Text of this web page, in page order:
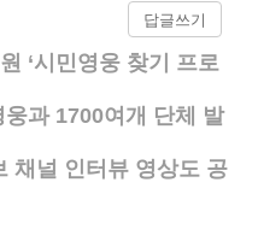
답글쓰기
‘시민영웅 찾기 프로
과 1700여개 단체 발
채널 인터뷰 영상도 공